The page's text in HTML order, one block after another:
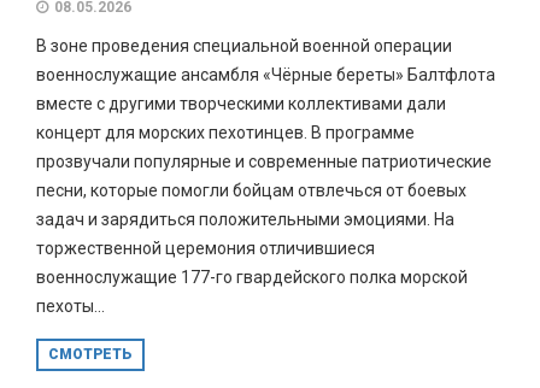
08.05.2026
В зоне проведения специальной военной операции
военнослужащие ансамбля «Чёрные береты» Балтфлота
вместе с другими творческими коллективами дали
концерт для морских пехотинцев. В программе
прозвучали популярные и современные патриотические
песни, которые помогли бойцам отвлечься от боевых
задач и зарядиться положительными эмоциями. На
торжественной церемония отличившиеся
военнослужащие 177-го гвардейского полка морской
пехоты...
СМОТРЕТЬ